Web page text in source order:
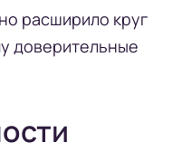
расширило круг
доверительные